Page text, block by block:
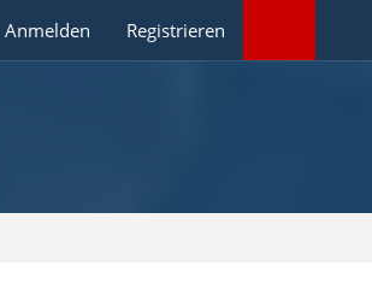
Anmelden Registrieren